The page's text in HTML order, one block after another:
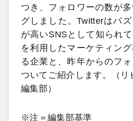
つき、フォロワーの数が
グしました。Twitterはバ
が高いSNSとして知られ
を利用したマーケティン
る企業と、昨年からのフ
ついてご紹介します。（リ
編集部）
※注＝編集部基準